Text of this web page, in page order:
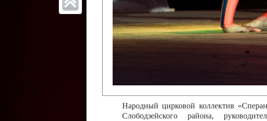
Народный цирковой клоунский
досуговый центр «Шелковик»
культуры Приднестровской
Олег Степанович Райлян;
Народный цирковой коллектив
Григориопольского района,
Приднестровской Молдавской
Народный цирковой коллектив
Слободзейского района,